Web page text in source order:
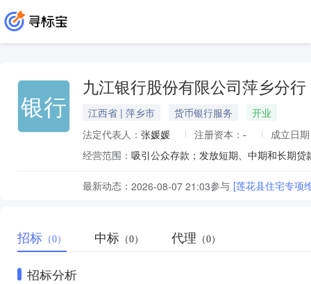
银行
九江银行股份有限公司萍乡分行
江西省 | 萍乡市 货币银行服务
开业
法定代表人： 张媛媛 注册资本： -
成立日
经营范围：
最新动态： 2026-08-07 21:03参与 [莲花县住宅专项
招标 （0） 中标 （0） 代理 （0）
招标分析